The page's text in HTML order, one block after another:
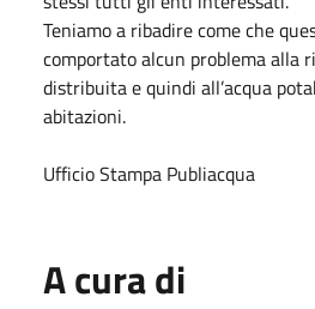
Teniamo a ribadire come che
comportato alcun problema alla
distribuita e quindi all’acqua
abitazioni.
Ufficio Stampa Publiacqua
A cura di